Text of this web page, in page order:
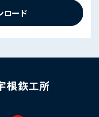
ロード